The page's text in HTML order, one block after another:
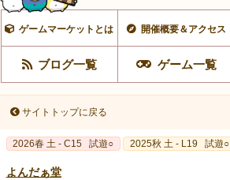
ゲームマーケットとは 開催概要＆アクセス
ブログ一覧 ゲーム一覧
サイトトップに戻る
2026春 土 - C15 試遊○ 2025秋 土 - L19 試遊○
よんだぁ堂